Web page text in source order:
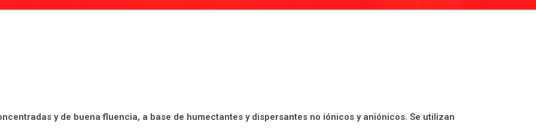
y de buena fluencia, a base de humectantes y dispersantes no iónicos y aniónicos. Se utilizan